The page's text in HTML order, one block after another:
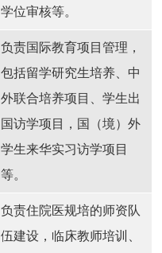
学位审核等。
负责国际教育项目管理，
包括留学研究生培养、中
外联合培养项目、学生出
国访学项目，国（境）外
学生来华实习访学项目
等。
负责住院医规培的师资队
伍建设，临床教师培训、